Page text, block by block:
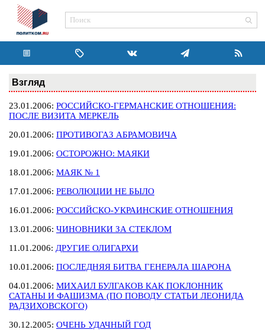
Взгляд
23.01.2006: РОССИЙСКО-ГЕРМАНСКИЕ ОТНОШЕНИЯ:
ПОСЛЕ ВИЗИТА МЕРКЕЛЬ
20.01.2006: ПРОТИВОГАЗ АБРАМОВИЧА
19.01.2006: ОСТОРОЖНО: МАЯКИ
18.01.2006: МАЯК № 1
17.01.2006: РЕВОЛЮЦИИ НЕ БЫЛО
16.01.2006: РОССИЙСКО-УКРАИНСКИЕ ОТНОШЕНИЯ
13.01.2006: ЧИНОВНИКИ ЗА СТЕКЛОМ
11.01.2006: ДРУГИЕ ОЛИГАРХИ
10.01.2006: ПОСЛЕДНЯЯ БИТВА ГЕНЕРАЛА ШАРОНА
04.01.2006: МИХАИЛ БУЛГАКОВ КАК ПОКЛОННИК
САТАНЫ И ФАШИЗМА (ПО ПОВОДУ СТАТЬИ ЛЕОНИДА
РАДЗИХОВСКОГО)
30.12.2005: ОЧЕНЬ УДАЧНЫЙ ГОД